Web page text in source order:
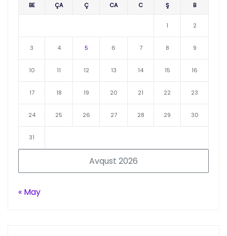
Avqust 2026
BE ÇA Ç CA C Ş B
1 2
3 4 5 6 7 8 9
10 11 12 13 14 15 16
17 18 19 20 21 22 23
24 25 26 27 28 29 30
31
« May